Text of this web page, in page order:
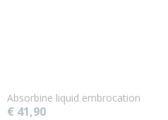
Absorbine liquid embrocation
€ 41,90